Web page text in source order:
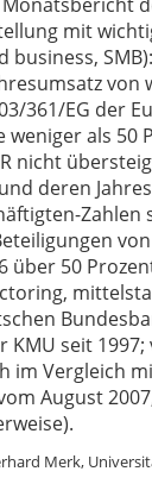
mit
business,
von
361/EG der
weniger als
nicht
deren
über 50
KMU seit
im Vergleich
August
Merk,